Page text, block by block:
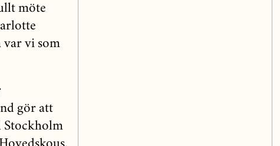
möte
var vi som
gör att
Stockholm